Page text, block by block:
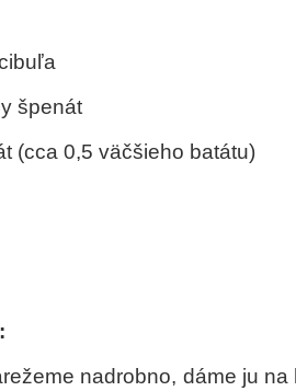
špenát
(cca 0,5 väčšieho batátu)
nadrobno, dáme ju